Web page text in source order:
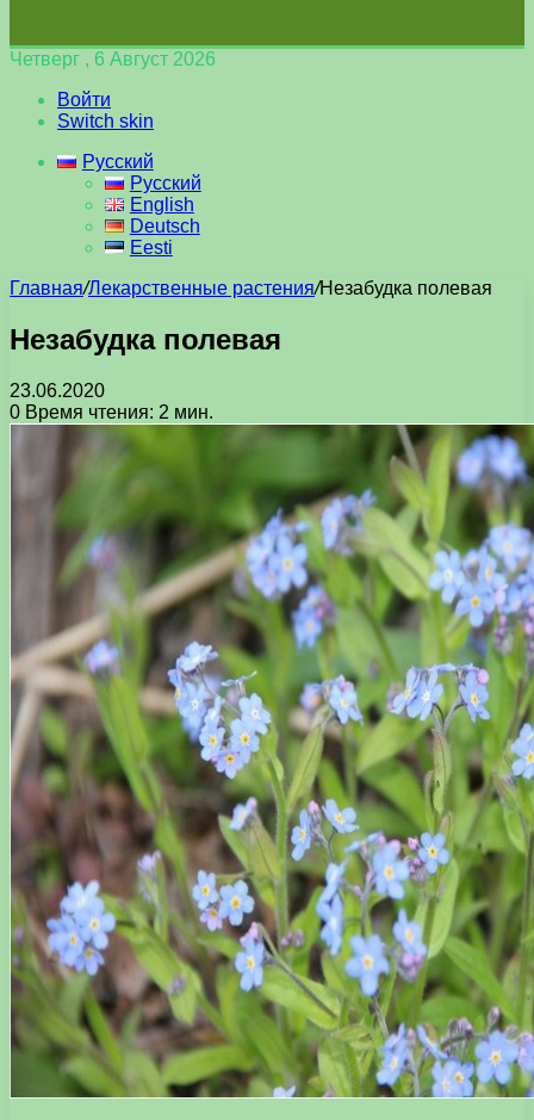
Четверг , 6 Август 2026
Войти
Switch skin
Русский
Русский
English
Deutsch
Eesti
Главная/Лекарственные растения/Незабудка полевая
Незабудка полевая
23.06.2020
0 Время чтения: 2 мин.